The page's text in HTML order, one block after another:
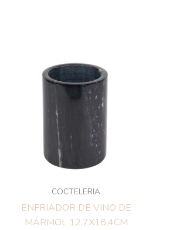
COCTELERIA
ENFRIADOR DE VINO DE
MÁRMOL 12,7X18,4CM